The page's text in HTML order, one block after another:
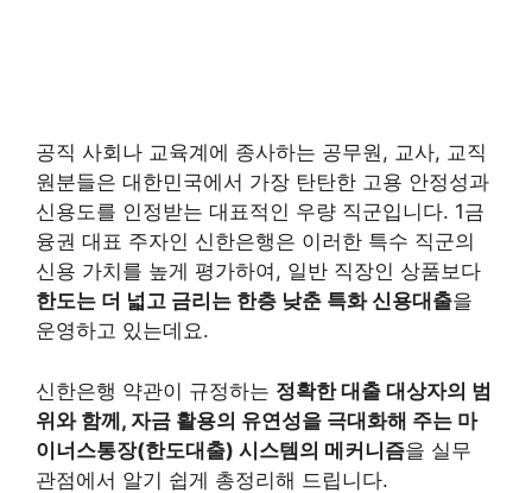
공직 사회나 교육계에 종사하는 공무원, 교사, 교직
원분들은 대한민국에서 가장 탄탄한 고용 안정성과
신용도를 인정받는 대표적인 우량 직군입니다. 1금
융권 대표 주자인 신한은행은 이러한 특수 직군의
신용 가치를 높게 평가하여, 일반 직장인 상품보다
한도는 더 넓고 금리는 한층 낮춘 특화 신용대출을
운영하고 있는데요.
신한은행 약관이 규정하는 정확한 대출 대상자의 범
위와 함께, 자금 활용의 유연성을 극대화해 주는 마
이너스통장(한도대출) 시스템의 메커니즘을 실무
관점에서 알기 쉽게 총정리해 드립니다.